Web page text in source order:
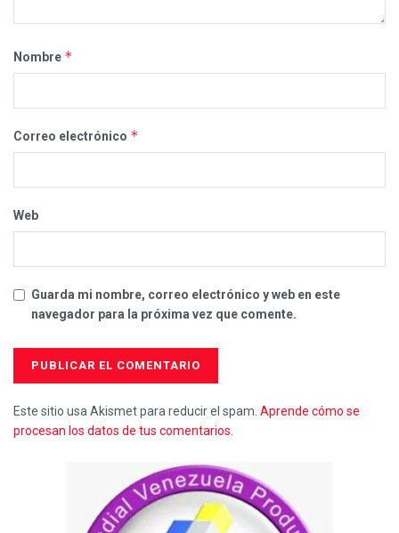
Nombre *
Correo electrónico *
Web
Guarda mi nombre, correo electrónico y web en este
navegador para la próxima vez que comente.
Este sitio usa Akismet para reducir el spam. Aprende cómo se
procesan los datos de tus comentarios.